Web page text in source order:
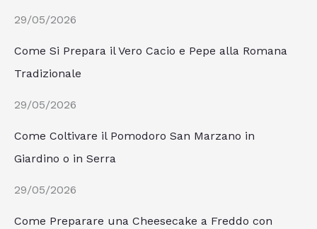
29/05/2026
Come Si Prepara il Vero Cacio e Pepe alla Romana
Tradizionale
29/05/2026
Come Coltivare il Pomodoro San Marzano in
Giardino o in Serra
29/05/2026
Come Preparare una Cheesecake a Freddo con